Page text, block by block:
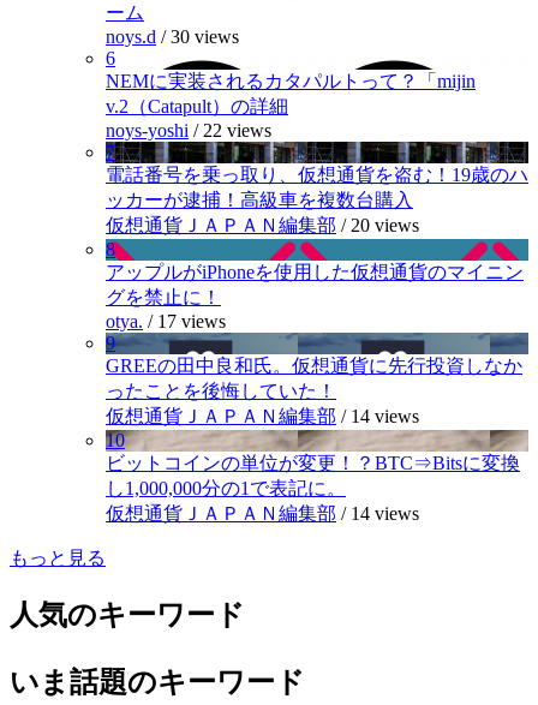
ーム
noys.d /30 views
6
NEMに実装されるカタパルトって？「mijin
v.2（Catapult）の詳細
noys-yoshi / 22 views
7
電話番号を乗っ取り、仮想通貨を盗む！19歳のハ
ッカーが逮捕！高級車を複数台購入
仮想通貨ＪＡＰＡＮ編集部 / 20 views
8
アップルがiPhoneを使用した仮想通貨のマイニン
グを禁止に！
otya. / 17 views
9
GREEの田中良和氏。仮想通貨に先行投資しなか
ったことを後悔していた！
仮想通貨ＪＡＰＡＮ編集部 / 14 views
10
ビットコインの単位が変更！？BTC⇒Bitsに変換
し1,000,000分の1で表記に。
仮想通貨ＪＡＰＡＮ編集部 / 14 views
もっと見る
人気のキーワード
いま話題のキーワード